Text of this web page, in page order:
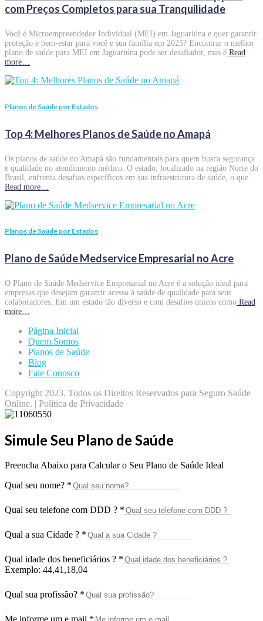
com Preços Completos para sua Tranquilidade
Você é Microempreendedor Individual (MEI) em Jaguariúna e quer garantir
proteção e bem-estar para você e sua família em 2025? Encontrar o melhor
plano de saúde para MEI em Jaguariúna pode ser desafiador, mas é Read
more…
Planos de Saúde por Estados
Top 4: Melhores Planos de Saúde no Amapá
Os planos de saúde no Amapá são fundamentais para quem busca segurança
e qualidade no atendimento médico. O estado, localizado na região Norte do
Brasil, enfrenta desafios específicos em sua infraestrutura de saúde, o que
Read more…
Planos de Saúde por Estados
Plano de Saúde Medservice Empresarial no Acre
O Plano de Saúde Medservice Empresarial no Acre é a solução ideal para
empresas que desejam garantir acesso à saúde de qualidade para seus
colaboradores. Em um estado tão diverso e com desafios únicos como Read
more…
Página Inicial
Quem Somos
Planos de Saúde
Blog
Fale Conosco
Copyright 2023. Todos os Direitos Reservados para Seguro Saúde
Online. | Política de Privacidade
Simule Seu Plano de Saúde
Preencha Abaixo para Calcular o Seu Plano de Saúde Ideal
Qual seu nome? *
Qual seu telefone com DDD ? *
Qual a sua Cidade ? *
Qual idade dos beneficiários ? *
Exemplo: 44,41,18,04
Qual sua profissão? *